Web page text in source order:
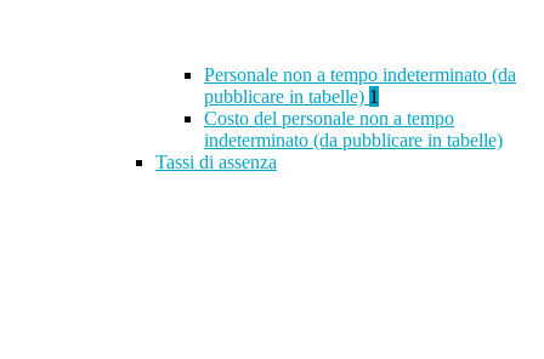
Personale non a tempo indeterminato (da
pubblicare in tabelle) 1
Costo del personale non a tempo
indeterminato (da pubblicare in tabelle)
Tassi di assenza